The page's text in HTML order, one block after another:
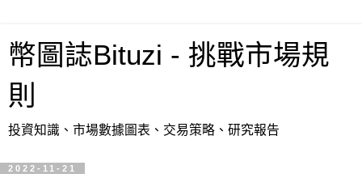
幣圖誌Bituzi - 挑戰市場規
則
投資知識、市場數據圖表、交易策略、研究報告
2022-11-21